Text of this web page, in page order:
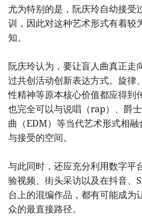
尤为特别的是，阮庆玲自幼接受
训，因此对这种艺术形式有着较
知。
阮庆玲认为，要让盲人曲真正走
过共创活动创新表达方式。旋律
性精神等原本核心价值都应得到
也完全可以与说唱（rap）、爵
曲（EDM）等当代艺术形式相
与接受的空间。
与此同时，还应充分利用数字平
验视频、街头采访以及在抖音、
台上的混编作品，都有可能成为
众的最直接路径。